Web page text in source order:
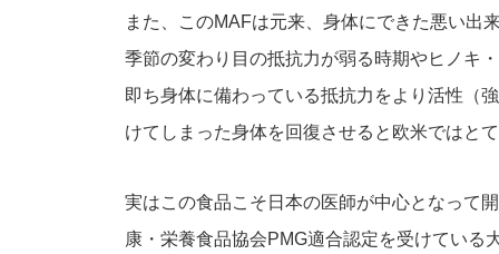
また、このMAFは元来、身体にできた悪い出
季節の変わり目の抵抗力が弱る時期やヒノキ
即ち身体に備わっている抵抗力をより活性（
けてしまった身体を回復させると欧米ではと
実はこの食品こそ日本の医師が中心となって
康・栄養食品協会PMG適合認定を受けている